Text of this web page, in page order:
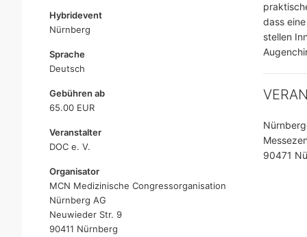
Hybridevent
Nürnberg
Sprache
Deutsch
Gebühren ab
65.00 EUR
Veranstalter
DOC e. V.
Organisator
MCN Medizinische Congressorganisation
Nürnberg AG
Neuwieder Str. 9
90411 Nürnberg
dass
stellen
90471